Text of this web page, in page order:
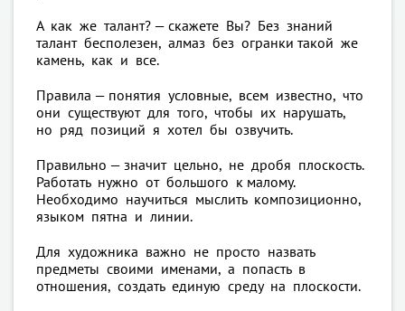
А как же талант? — скажете Вы? Без знаний
талант бесполезен, алмаз без огранки такой же
камень, как и все.
Правила — понятия условные, всем известно, что
они существуют для того, чтобы их нарушать,
но ряд позиций я хотел бы озвучить.
Правильно — значит цельно, не дробя плоскость.
Работать нужно от большого к малому.
Необходимо научиться мыслить композиционно,
языком пятна и линии.
Для художника важно не просто назвать
предметы своими именами, а попасть в
отношения, создать единую среду на плоскости.